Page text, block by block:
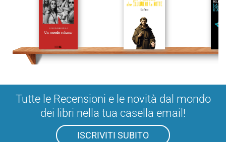
Tutte le Recensioni e le novità dal mondo
dei libri nella tua casella email!
ISCRIVITI SUBITO